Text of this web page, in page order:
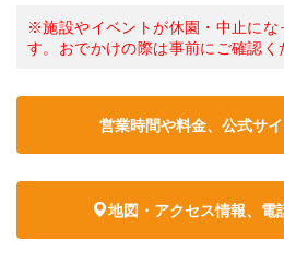
※施設やイベントが休園・中止にな
す。おでかけの際は事前にご確認く
営業時間や料金、公式サ
地図・アクセス情報、電